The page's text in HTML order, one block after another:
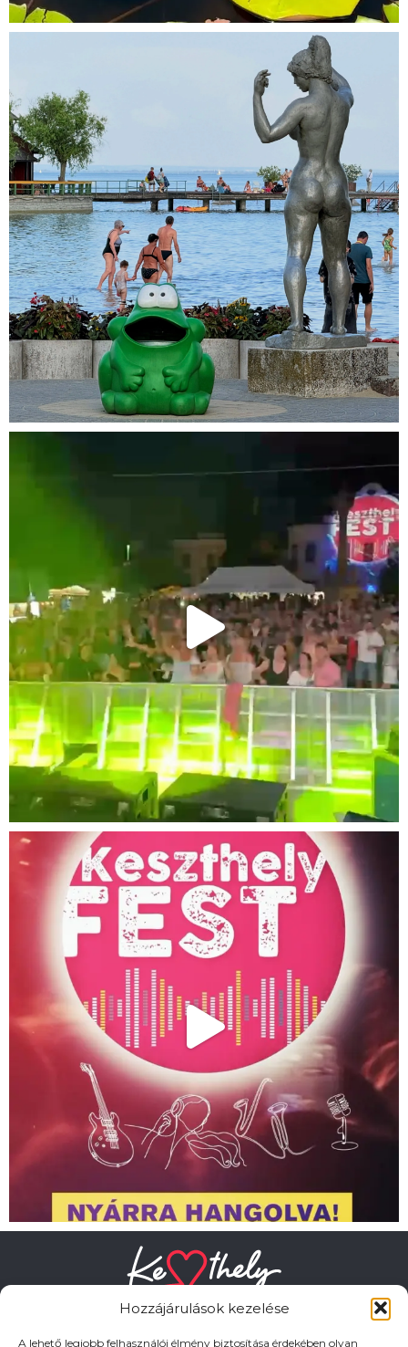
Hozzájárulások kezelése
A lehető legjobb felhasználói élmény biztosítása érdekében olyan